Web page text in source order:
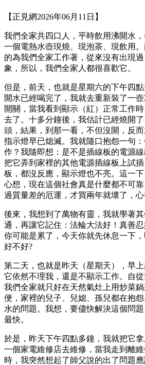
【正見網2026年06月11日】
我們全家共四口人，平時飲用沸開水
一個電熱水壺現燒、現泡茶、現飲用
的為我們全家工作著，從來沒有出現
象，所以，我們全家人都很喜歡它。
但是，前天，也就是星期六的下午四
開水已經喝完了，我就去重新裝了一
開關，當我看到顯示（紅）正常工作
去了。十多分鐘後，我估計已經燒開
頭，結果，到那一看，不但沒開，反而
指示燈早已熄滅。我就隨口抱怨一句
作？我隨即想：是不是插線板的電源
把它弄到家裡的其他電源插線板上試
板，都沒反應，顯示燈也不亮。這一下
心想，現在這個社會真是什麼都不可
過質量差的厄運，才買兩年就壞了，心
後來，我想到了萬物有靈，我就學著
通，再讓它記住：法輪大法好！真善忍
你可能是累了，今天你就先休息一下，
好不好?
第二天，也就是昨天（星期天），早上
它依然不理我，還是不顯示工作。自從
我們全家就只好在天然氣灶上用炒菜
便，家裡的兒子、兒媳、孫兒都在抱
水的問題。我想，要儘快解決這個問
最快。
於是，昨天下午四點多鐘，我就把它
一個家電維修店去維修，當我走到離
時，我突然想起了師父說的出了問題